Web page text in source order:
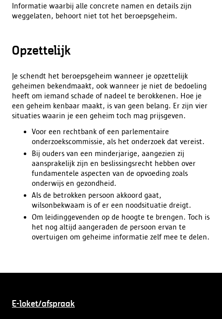
Informatie waarbij alle concrete namen en details zijn
weggelaten, behoort niet tot het beroepsgeheim.
Opzettelijk
Je schendt het beroepsgeheim wanneer je opzettelijk
geheimen bekendmaakt, ook wanneer je niet de bedoeling
heeft om iemand schade of nadeel te berokkenen. Hoe je
een geheim kenbaar maakt, is van geen belang. Er zijn vier
situaties waarin je een geheim toch mag prijsgeven.
Voor een rechtbank of een parlementaire
onderzoekscommissie, als het onderzoek dat vereist.
Bij ouders van een minderjarige, aangezien zij
aansprakelijk zijn en beslissingsrecht hebben over
fundamentele aspecten van de opvoeding zoals
onderwijs en gezondheid.
Als de betrokken persoon akkoord gaat,
wilsonbekwaam is of er een noodsituatie dreigt.
Om leidinggevenden op de hoogte te brengen. Toch is
het nog altijd aangeraden de persoon ervan te
overtuigen om geheime informatie zelf mee te delen.
E-loket/afspraak